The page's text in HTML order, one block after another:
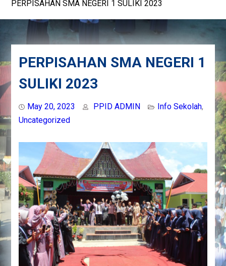
PERPISAHAN SMA NEGERI 1 SULIKI 2023
PERPISAHAN SMA NEGERI 1
SULIKI 2023
May 20, 2023 PPID ADMIN Info Sekolah,
Uncategorized